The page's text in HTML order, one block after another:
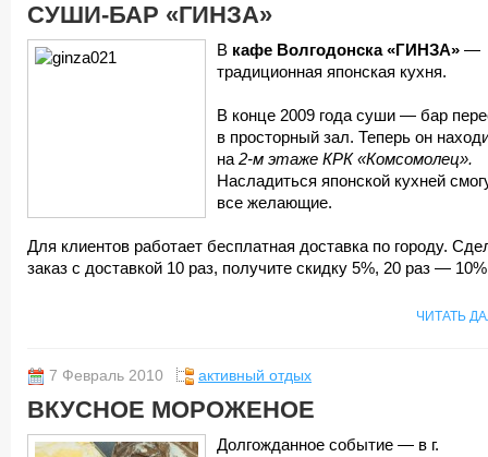
СУШИ-БАР «ГИНЗА»
В кафе Волгодонска«ГИНЗА» —
традиционная японская кухня.
В конце 2009 года суши — бар
в просторный зал. Теперь он
на 2-м этаже КРК «Комсомолец».
Насладиться японской кухней
все желающие.
Для клиентов работает бесплатная доставка по городу.
заказ с доставкой 10 раз, получите скидку 5%, 20 раз —
ЧИТАТЬ
7 Февраль 2010 активный отдых
ВКУСНОЕ МОРОЖЕНОЕ
Долгожданное событие — в г.